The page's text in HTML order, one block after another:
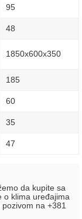
95
48
1850x600x350
185
60
35
47
da kupite sa
o klima uređajima
na +381